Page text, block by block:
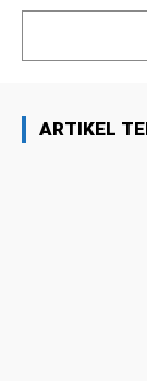
ARTIKEL